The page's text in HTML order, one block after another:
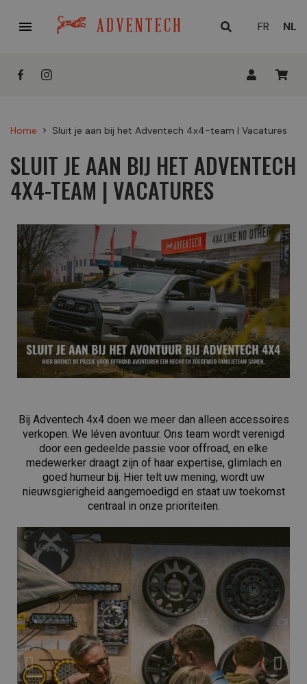
 FR NL
Home chevron_right Sluit je aan bij het Adventech 4x4-team | Vacatures
SLUIT JE AAN BIJ HET ADVENTECH
4X4-TEAM | VACATURES
Bij Adventech 4x4 doen we meer dan alleen accessoires
verkopen. We léven avontuur. Ons team wordt verenigd
door een gedeelde passie voor offroad, en elke
medewerker draagt zijn of haar expertise, glimlach en
goed humeur bij. Hier telt uw mening, wordt uw
nieuwsgierigheid aangemoedigd en staat uw toekomst
centraal in onze prioriteiten.